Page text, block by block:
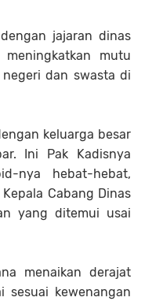
jajaran dinas
mutu
dan swasta di
keluarga besar
Ini Pak Kadisnya
nya hebat-hebat,
Cabang Dinas
yang ditemui usai
menaikan derajat
sesuai kewenangan